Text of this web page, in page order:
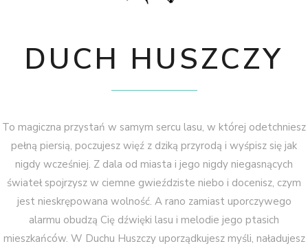
DUCH HUSZCZY
To magiczna przystań w samym sercu lasu, w której odetchniesz
pełną piersią, poczujesz więź z dziką przyrodą i wyśpisz się jak
nigdy wcześniej. Z dala od miasta i jego nigdy niegasnących
świateł spojrzysz w ciemne gwieździste niebo i docenisz, czym
jest nieskrępowana wolność. A rano zamiast uporczywego
alarmu obudzą Cię dźwięki lasu i melodie jego ptasich
mieszkańców. W Duchu Huszczy uporządkujesz myśli, naładujesz